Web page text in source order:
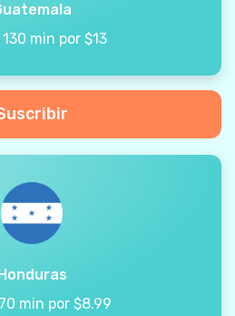
min por $13
Honduras
min por $8.99